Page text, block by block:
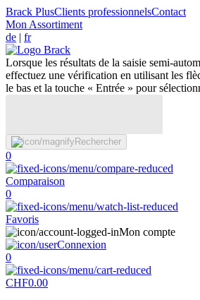
Brack PlusClients professionnelsContact
Mon Assortiment
de | fr
Lorsque les résultats de la saisie semi-
effectuez une vérification en utilisant les
le bas et la touche « Entrée » pour
Rechercher
0
Comparaison
0
Favoris
Mon compte
Connexion
0
CHF0.00